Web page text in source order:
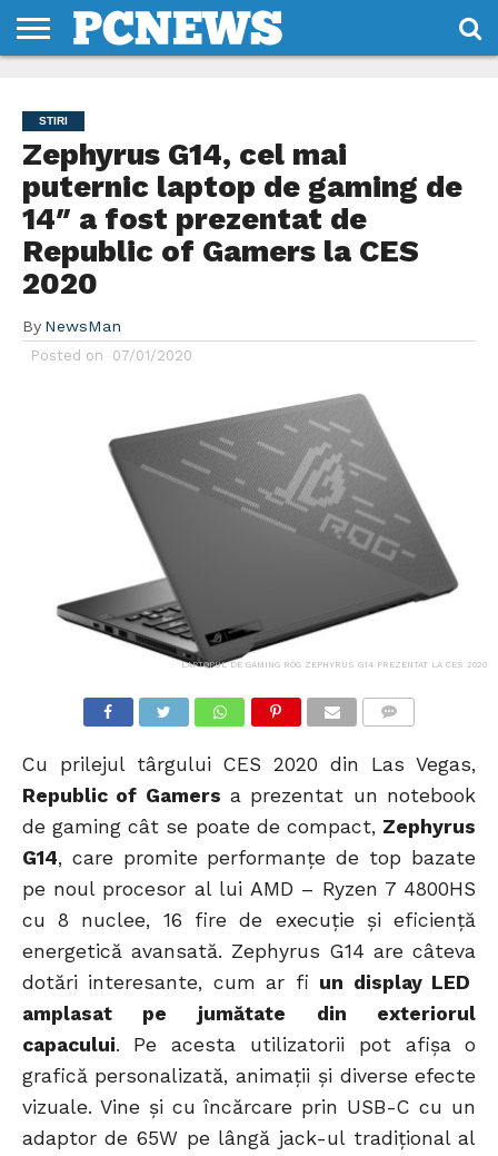
NOI
SI
CONDITII
STIRI
Zephyrus G14, cel mai
puternic laptop de gaming de
14″ a fost prezentat de
Republic of Gamers la CES
2020
By NewsMan
Posted on 07/01/2020
LAPTOPUL DE GAMING ROG ZEPHYRUS G14 PREZENTAT LA CES 2020
Cu prilejul târgului CES 2020 din Las Vegas,
Republic of Gamers a prezentat un notebook
de gaming cât se poate de compact, Zephyrus
G14, care promite performanțe de top bazate
pe noul procesor al lui AMD – Ryzen 7 4800HS
cu 8 nuclee, 16 fire de execuție și eficiență
energetică avansată. Zephyrus G14 are câteva
dotări interesante, cum ar fi un display LED
amplasat pe jumătate din exteriorul
capacului. Pe acesta utilizatorii pot afișa o
grafică personalizată, animații și diverse efecte
vizuale. Vine și cu încărcare prin USB-C cu un
adaptor de 65W pe lângă jack-ul tradițional al